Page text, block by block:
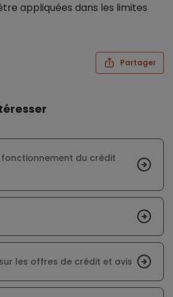
appliquées dans les limites
Partager
fonctionnement du crédit
les offres de crédit et avis